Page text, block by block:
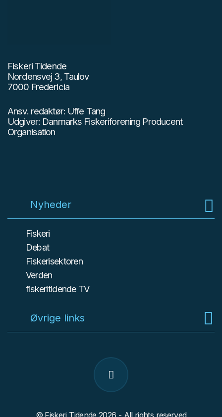
Fiskeri Tidende
Nordensvej 3, Taulov
7000 Fredericia
Ansv. redaktør: Uffe Tang
Udgiver: Danmarks Fiskeriforening Producent
Organisation
Nyheder
Fiskeri
Debat
Fiskerisektoren
Verden
fiskeritidende TV
Øvrige links